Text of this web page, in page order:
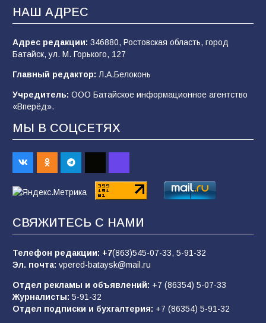
В Батайске продолжаются дорожные работы
108 04.08.2026
В детском саду № 35 дети освоили
строительные профессии в ходе
спортивного праздника
90
Батайским спортсменам вручили награды
65 08.08.2026
Евгений Остапенко
Батайчане вышли в финал Всероссийского
конкурса «Большая перемена»
НАШ АДРЕС
Адрес редакции: 346880, Ростовская область, город
Батайск, ул. М. Горького, 127
Главный редактор: Л.А.Белоконь
Учредитель: ООО Батайское информационное агентство
«Вперёд».
МЫ В СОЦСЕТЯХ
СВЯЖИТЕСЬ С НАМИ
Телефон редакции: +7(863)545-07-33, 5-91-32
Эл. почта: vpered-bataysk@mail.ru
Отдел рекламы и объявлений: +7 (86354) 5-07-33
Журналисты: 5-91-32
Отдел подписки и бухгалтерия: +7 (86354) 5-91-32